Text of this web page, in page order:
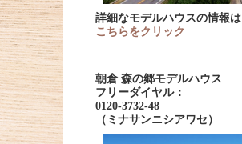
詳細なモデルハウスの情報は
こちらをクリック
朝倉 森の郷モデルハウス
フリーダイヤル：
0120-3732-48
（ミナサンニシアワセ）